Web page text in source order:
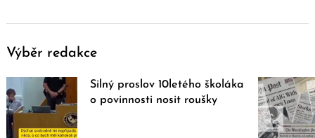
Výběr redakce
Silný proslov 10letého školáka
o povinnosti nosit roušky